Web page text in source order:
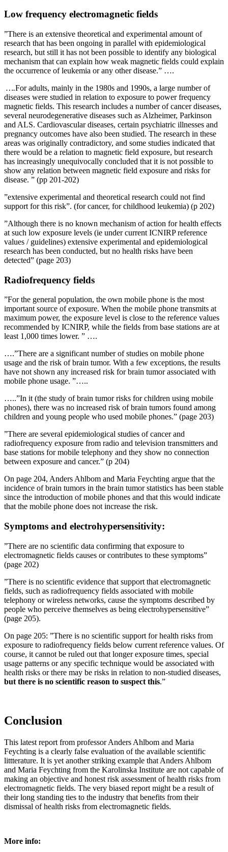
Low frequency electromagnetic fields
”There is an extensive theoretical and experimental amount of
research that has been ongoing in parallel with epidemiological
research, but still it has not been possible to identify any biological
mechanism that can explain how weak magnetic fields could explain
the occurrence of leukemia or any other disease.” ….
….For adults, mainly in the 1980s and 1990s, a large number of
diseases were studied in relation to exposure to power frequency
magnetic fields. This research includes a number of cancer diseases,
several neurodegenerative diseases such as Alzheimer, Parkinson
and ALS. Cardiovascular diseases, certain psychiatric illnesses and
pregnancy outcomes have also been studied. The research in these
areas was originally contradictory, and some studies indicated that
there would be a relation to magnetic field exposure, but research
has increasingly unequivocally concluded that it is not possible to
show any relation between magnetic field exposure and risks for
disease. ” (pp 201-202)
”extensive experimental and theoretical research could not find
support for this risk”. (for cancer, for childhood leukemia) (p 202)
”Although there is no known mechanism of action for health effects
at such low exposure levels (ie under current ICNIRP reference
values ​​/ guidelines) extensive experimental and epidemiological
research has been conducted, but no health risks have been
detected” (page 203)
Radiofrequency fields
”For the general population, the own mobile phone is the most
important source of exposure. When the mobile phone transmits at
maximum power, the exposure level is close to the reference values ​​
recommended by ICNIRP, while the fields from base stations are at
least 1,000 times lower. ” ….
….”There are a significant number of studies on mobile phone
usage and the risk of brain tumor. With a few exceptions, the results
have not shown any increased risk for brain tumor associated with
mobile phone usage. ”…..
…..”In it (the study of brain tumor risks for children using mobile
phones), there was no increased risk of brain tumors found among
children and young people who used mobile phones.” (page 203)
”There are several epidemiological studies of cancer and
radiofrequency exposure from radio and television transmitters and
base stations for mobile telephony and they show no connection
between exposure and cancer.” (p 204)
On page 204, Anders Ahlbom and Maria Feychting argue that the
incidence of brain tumors in the brain tumor statistics has been stable
since the introduction of mobile phones and that this would indicate
that the mobile phone does not increase the risk.
Symptoms and electrohypersensitivity:
”There are no scientific data confirming that exposure to
electromagnetic fields causes or contributes to these symptoms”
(page 202)
”There is no scientific evidence that support that electromagnetic
fields, such as radiofrequency fields associated with mobile
telephony or wireless networks, cause the symptoms described by
people who perceive themselves as being electrohypersensitive”
(page 205).
On page 205: ”There is no scientific support for health risks from
exposure to radiofrequency fields below current reference values. Of
course, it cannot be ruled out that longer exposure times, special
usage patterns or any specific technique would be associated with
health risks or there may be risks in relation to non-studied diseases,
but there is no scientific reason to suspect this.”
Conclusion
This latest report from professor Anders Ahlbom and Maria
Feychting is a clearly false evaluation of the available scientific
littterature. It is yet another striking example that Anders Ahlbom
and Maria Feychting from the Karolinska Institute are not capable of
making an objective and honest risk assessment of health risks from
electromagnetic fields. The very biased report might be a result of
their long standing ties to the industry that benefits from their
dismissal of health risks from electromagnetic fields.
More info: